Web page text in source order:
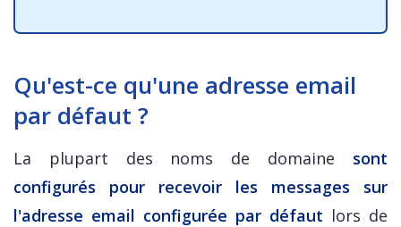
Qu'est-ce qu'une adresse email
par défaut ?
La plupart des noms de domaine sont
configurés pour recevoir les messages sur
l'adresse email configurée par défaut lors de